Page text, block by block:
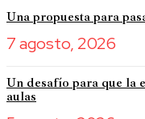
Una propuesta para
7 agosto, 2026
Un desafío para que la
aulas